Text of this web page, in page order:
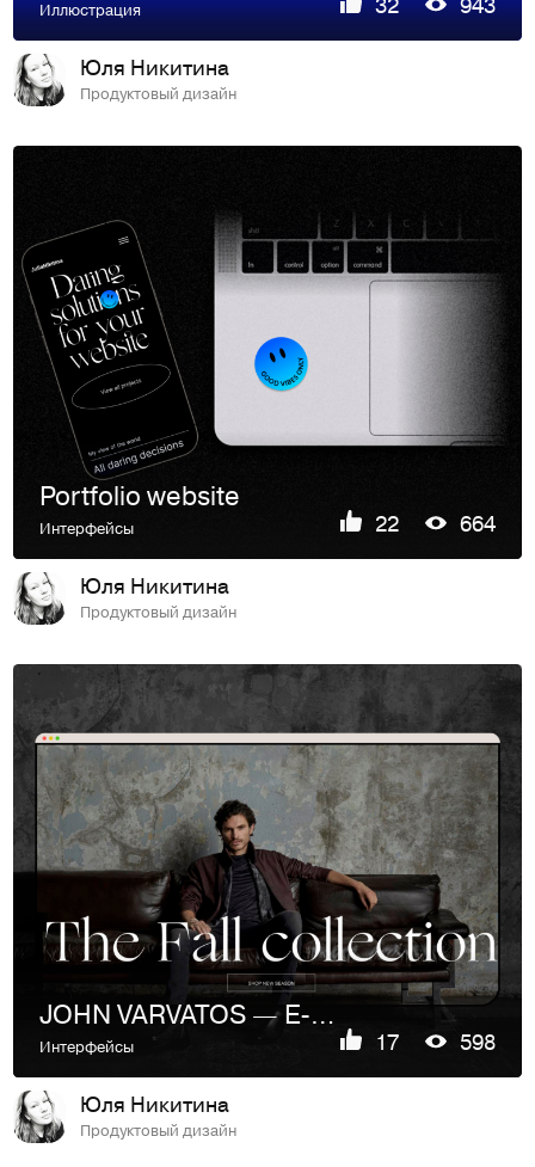
Иллюстрация
Юля Никитина
Продуктовый дизайн
Portfolio website
Интерфейсы 22 664
Юля Никитина
Продуктовый дизайн
JOHN VARVATOS — E-commerce redesign concept
Интерфейсы 17 598
Юля Никитина
Продуктовый дизайн